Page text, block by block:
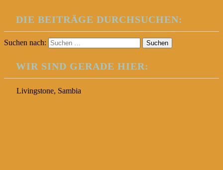
DIE BEITRÄGE DURCHSUCHEN:
Suchen nach:
WIR SIND GERADE HIER:
Livingstone, Sambia